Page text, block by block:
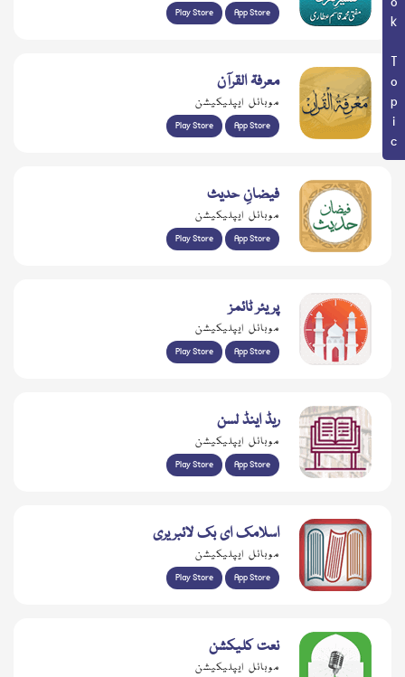
Book Topic
Play Store App Store
معرفۃ القرآن
موبائل ایپلیکیشن
Play Store App Store
فیضانِ حدیث
موبائل ایپلیکیشن
Play Store App Store
پریئر ٹائمز
موبائل ایپلیکیشن
Play Store App Store
ریڈ اینڈ لسن
موبائل ایپلیکیشن
Play Store App Store
اسلامک ای بک لائبریری
موبائل ایپلیکیشن
Play Store App Store
نعت کلیکشن
موبائل ایپلیکیشن